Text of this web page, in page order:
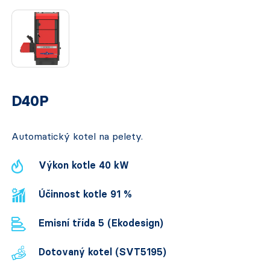
D40P
Automatický kotel na pelety.
Výkon kotle 40 kW
Účinnost kotle 91 %
Emisní třída 5 (Ekodesign)
Dotovaný kotel (SVT5195)